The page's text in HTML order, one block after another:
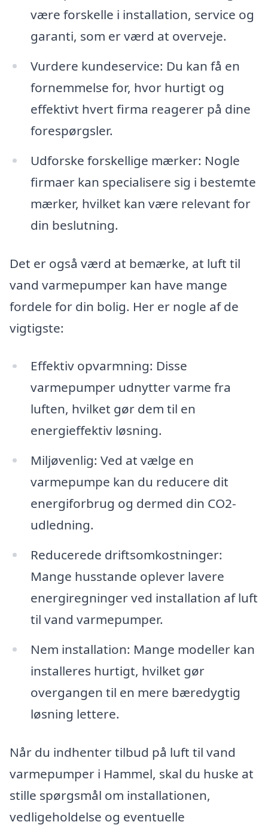
være forskelle i installation, service og
garanti, som er værd at overveje.
Vurdere kundeservice: Du kan få en
fornemmelse for, hvor hurtigt og
effektivt hvert firma reagerer på dine
forespørgsler.
Udforske forskellige mærker: Nogle
firmaer kan specialisere sig i bestemte
mærker, hvilket kan være relevant for
din beslutning.
Det er også værd at bemærke, at luft til
vand varmepumper kan have mange
fordele for din bolig. Her er nogle af de
vigtigste:
Effektiv opvarmning: Disse
varmepumper udnytter varme fra
luften, hvilket gør dem til en
energieffektiv løsning.
Miljøvenlig: Ved at vælge en
varmepumpe kan du reducere dit
energiforbrug og dermed din CO2-
udledning.
Reducerede driftsomkostninger:
Mange husstande oplever lavere
energiregninger ved installation af luft
til vand varmepumper.
Nem installation: Mange modeller kan
installeres hurtigt, hvilket gør
overgangen til en mere bæredygtig
løsning lettere.
Når du indhenter tilbud på luft til vand
varmepumper i Hammel, skal du huske at
stille spørgsmål om installationen,
vedligeholdelse og eventuelle